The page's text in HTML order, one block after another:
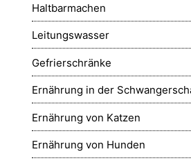
Haltbarmachen
Leitungswasser
Gefrierschränke
Ernährung in der
Ernährung von Katzen
Ernährung von Hunden